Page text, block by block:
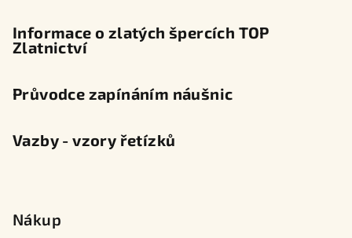
Informace o zlatých špercích TOP
Zlatnictví
Průvodce zapínáním náušnic
Vazby - vzory řetízků
Nákup